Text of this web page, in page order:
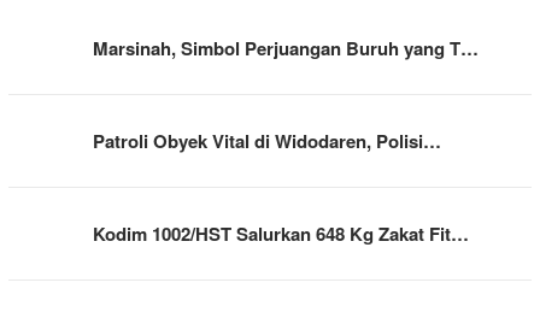
Marsinah, Simbol Perjuangan Buruh yang T…
Patroli Obyek Vital di Widodaren, Polisi…
Kodim 1002/HST Salurkan 648 Kg Zakat Fit…